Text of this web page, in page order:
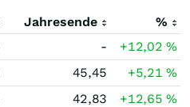
Jahresende
%
- +12,02%
45,45 +5,21%
42,83 +12,65%